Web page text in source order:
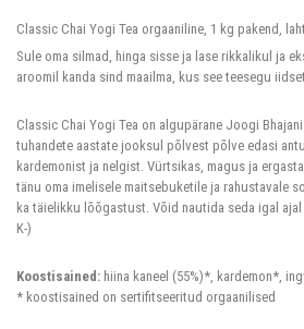
Classic Chai Yogi Tea orgaaniline, 1 kg pakend,
Sule oma silmad, hinga sisse ja lase rikkalikul ja
aroomil kanda sind maailma, kus see teesegu
Classic Chai Yogi Tea on algupärane Joogi
tuhandete aastate jooksul põlvest põlve edasi
kardemonist ja nelgist. Vürtsikas, magus ja
tänu oma imelisele maitsebuketile ja rahustavale
ka täielikku lõõgastust. Võid nautida seda igal
K-)
Koostisained: hiina kaneel (55%)*, kardemon*,
* koostisained on sertifitseeritud orgaanilised